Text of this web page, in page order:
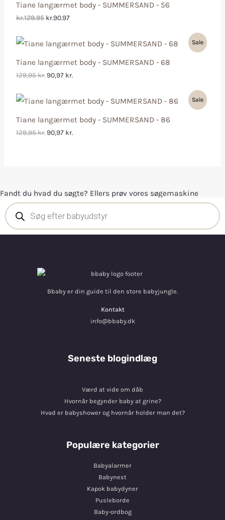
Tiane langærmet body - SUMMERSAND - 56
kr.129.95 kr.90.97
Tiane langærmet body - SUMMERSAND - 68
Sale
129,95kr. 90,97 kr.
Tiane langærmet body - SUMMERSAND - 86
Sale
129,95kr. 90,97 kr.
Fandt du hvad du søgte? Ellers prøv vores søgemaskine
Bbaby er din guide til den store babyjungle.
Kontakt
info@bbaby.dk
Seneste blogindlæg
Værd at vide om dåb
Hvornår begynder baby at grine?
Hvad er babyshower og hvornår holder man det?
Populære kategorier
Babyalarmer
Babynest
Kapok babydyner
Pusleborde
Baby-ordbog